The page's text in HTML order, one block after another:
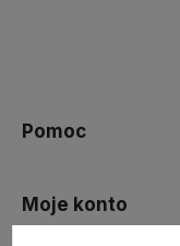
Pomoc
Moje konto